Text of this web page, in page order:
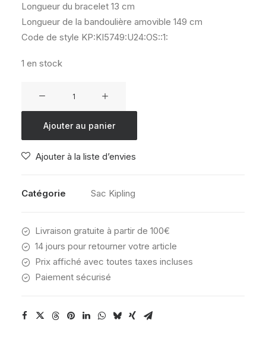
Longueur du bracelet 13 cm
Longueur de la bandoulière amovible 149 cm
Code de style KP:KI5749:U24:OS::1:
1 en stock
COSMO
Ajouter au panier
Ajouter à la liste d’envies
Catégorie Sac Kipling
Livraison gratuite à partir de 100€
14 jours pour retourner votre article
Prix affiché avec toutes taxes incluses
Paiement sécurisé